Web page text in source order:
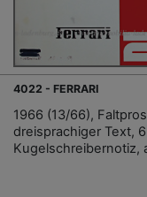
4022 - FERRARI
1966 (13/66),
dreisprachiger Text,
Kugelschreibernotiz,